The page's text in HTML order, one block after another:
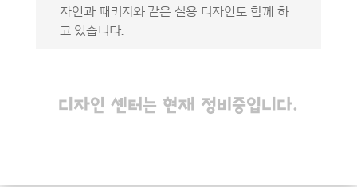
자인과 패키지와 같은 실용 디자인도 함께 하
고 있습니다.
디자인 센터는 현재 정비중입니다.